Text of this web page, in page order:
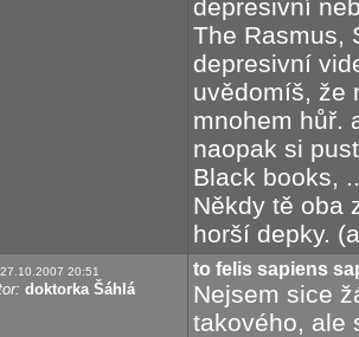
depresivní
The Rasmus,
depresivní
uvědomíš, že
mnohem hůř.
naopak si
Black books,
Někdy tě oba
horší depky.
27.10.2007 20:51
doktorka Šáhlá
to felis sapiens
Nejsem sice
takového, ale